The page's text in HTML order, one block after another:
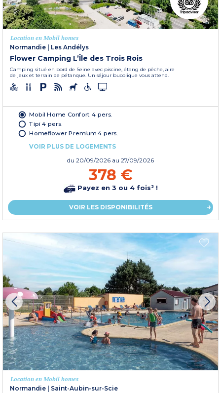
Location en Mobil homes
Normandie
Les Andélys
Flower Camping L’Île des Trois Rois
Camping situé en bord de Seine avec piscine, étang de pêche, aire
de jeux et terrain de pétanque. Un séjour bucolique vous attend.
Mobil Home Confort 4 pers.
Tipi 4 pers.
Homeflower Premium 4 pers.
VOIR PLUS DE LOGEMENTS
du 20/09/2026 au 27/09/2026
378 €
Payez en 3 ou 4 fois² !
VOIR LES DISPONIBILITÉS
Location en Mobil homes
Normandie
Saint-Aubin-sur-Scie